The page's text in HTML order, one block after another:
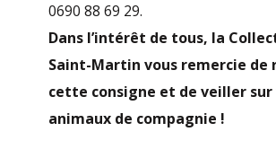
0690 88 69 29.
Dans l’intérêt de tous, la
Saint-Martin vous remercie de
cette consigne et de veiller sur
animaux de compagnie !